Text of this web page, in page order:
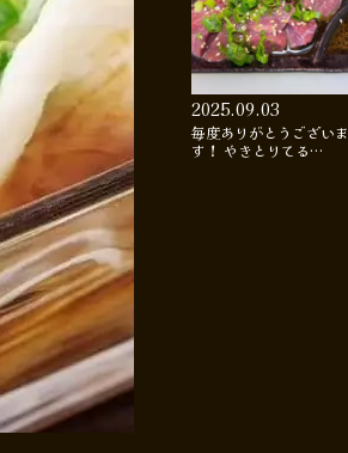
2025.09.03
毎度ありがとうございま
す！ やきとりてる…